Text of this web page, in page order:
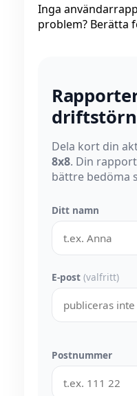
Inga
problem? Berätta
Dela kort din
8x8. Din
bättre bedöma
Ditt namn
E-post (valfritt)
Postnummer